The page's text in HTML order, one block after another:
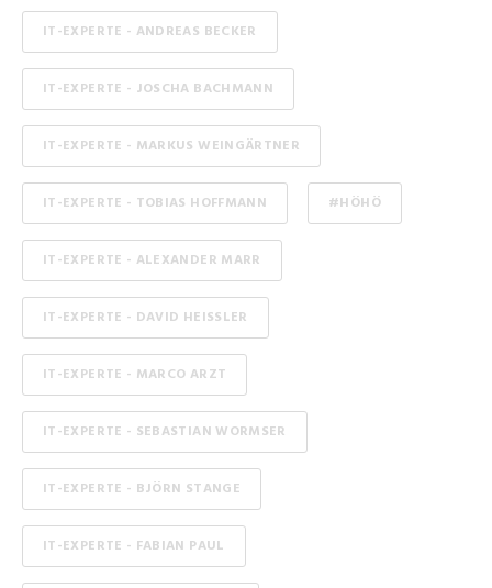
IT-EXPERTE - ANDREAS BECKER
IT-EXPERTE - JOSCHA BACHMANN
IT-EXPERTE - MARKUS WEINGÄRTNER
IT-EXPERTE - TOBIAS HOFFMANN #HÖHÖ
IT-EXPERTE - ALEXANDER MARR
IT-EXPERTE - DAVID HEISSLER
IT-EXPERTE - MARCO ARZT
IT-EXPERTE - SEBASTIAN WORMSER
IT-EXPERTE - BJÖRN STANGE
IT-EXPERTE - FABIAN PAUL